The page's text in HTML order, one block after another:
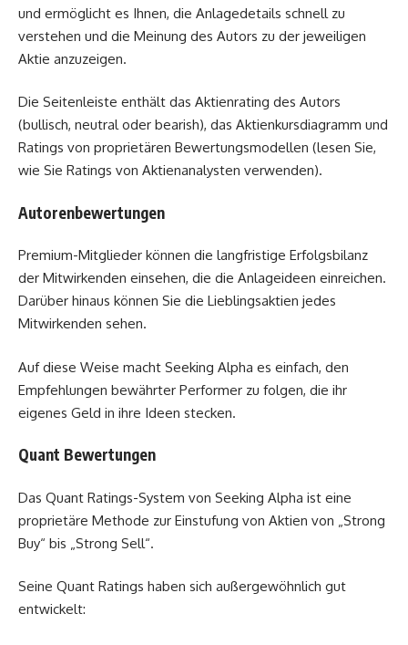
und ermöglicht es Ihnen, die Anlagedetails schnell zu
verstehen und die Meinung des Autors zu der jeweiligen
Aktie anzuzeigen.
Die Seitenleiste enthält das Aktienrating des Autors
(bullisch, neutral oder bearish), das Aktienkursdiagramm und
Ratings von proprietären Bewertungsmodellen (lesen Sie,
wie Sie Ratings von Aktienanalysten verwenden).
Autorenbewertungen
Premium-Mitglieder können die langfristige Erfolgsbilanz
der Mitwirkenden einsehen, die die Anlageideen einreichen.
Darüber hinaus können Sie die Lieblingsaktien jedes
Mitwirkenden sehen.
Auf diese Weise macht Seeking Alpha es einfach, den
Empfehlungen bewährter Performer zu folgen, die ihr
eigenes Geld in ihre Ideen stecken.
Quant Bewertungen
Das Quant Ratings-System von Seeking Alpha ist eine
proprietäre Methode zur Einstufung von Aktien von „Strong
Buy“ bis „Strong Sell“.
Seine Quant Ratings haben sich außergewöhnlich gut
entwickelt: